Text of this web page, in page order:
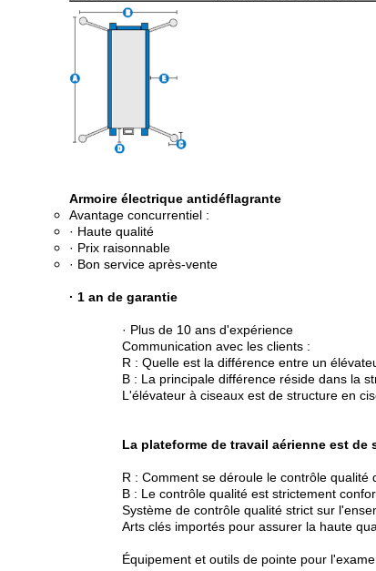
Armoire électrique antidéflagrante
Avantage concurrentiel :
· Haute qualité
· Prix raisonnable
· Bon service après-vente
· 1 an de garantie
· Plus de 10 ans d'expérience
Communication avec les clients :
R : Quelle est la différence entre un
B : La principale différence réside dans la
L'élévateur à ciseaux est de structure en
La plateforme de travail aérienne est
R : Comment se déroule le contrôle qualité
B : Le contrôle qualité est strictement
Système de contrôle qualité strict sur
Arts clés importés pour assurer la haute
Équipement et outils de pointe pour